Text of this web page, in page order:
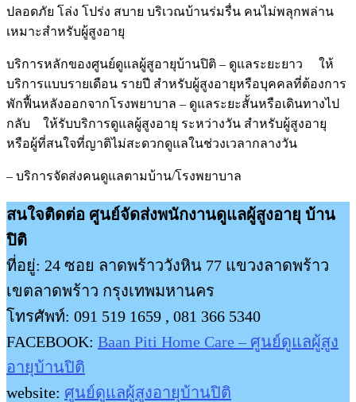
ปลอดภัย โล่ง โปร่ง สบาย บริเวณบ้านร่มรื่น คนไม่พลุกพล่าน
เหมาะสำหรับผู้สูงอายุ
บริการหลักของศูนย์ดูแลผู้สูอายุบ้านปิติ – ดูแลระยะยาว ให้
บริการแบบรายเดือน รายปี สำหรับผู้สูงอายุหรือบุคคลที่ต้องการ
พักฟื้นหลังออกจากโรงพยาบาล – ดูแลระยะสั้นหรือเดินทางไป
กลับ ให้รับบริการดูแลผู้สูงอายุ ระหว่างวัน สำหรับผู้สูงอายุ
หรือผู้ที่สนใจที่ญาติไม่สะดวกดูแลในช่วงเวลากลางวัน
– บริการจัดส่งคนดูแลตามบ้าน/โรงพยาบาล
สนใจติดต่อ ศูนย์จัดส่งพนักงานดูแลผู้สูงอายุ บ้าน
ปิติ
ที่อยู่: 24 ซอย ลาดพร้าววังหิน 77 แขวงลาดพร้าว
เขตลาดพร้าว กรุงเทพมหานคร
โทรศัพท์: 091 519 1659 , 081 366 5340
FACEBOOK: Baan Piti Home Care – ศูนย์ดูแลผู้สูง
อายุบ้านปิติ
website: ศูนย์ดูแลผู้สูงอายุบ้านปิติ